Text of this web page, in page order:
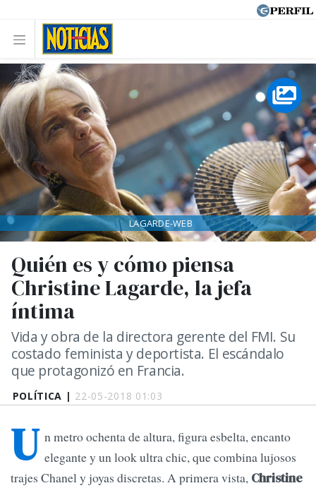
POLÍTICA | 22-05-2018 01:03
Quién es y cómo piensa
Christine Lagarde, la jefa
íntima
Vida y obra de la directora gerente del FMI. Su
costado feminista y deportista. El escándalo
que protagonizó en Francia.
LAGARDE-WEB
U n metro ochenta de altura, figura esbelta, encanto
elegante y un look ultra chic, que combina lujosos
trajes Chanel y joyas discretas. A primera vista, Christine